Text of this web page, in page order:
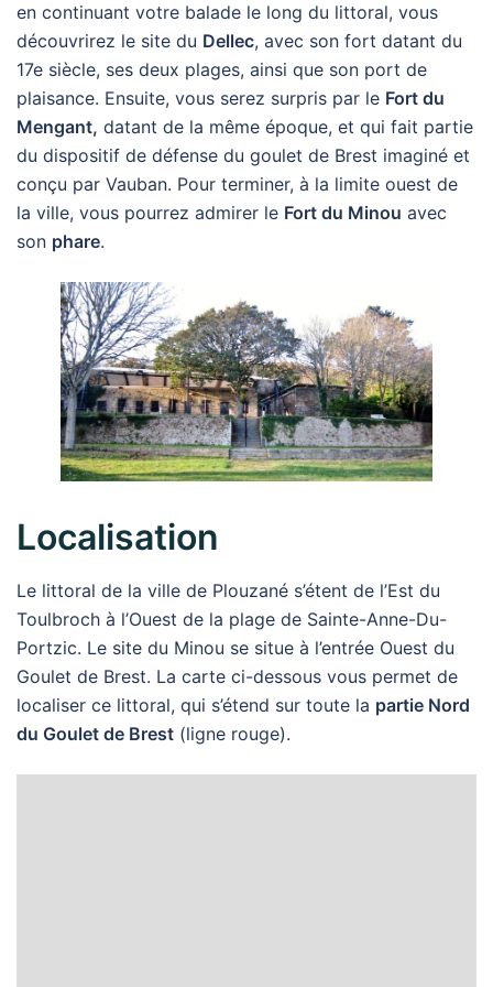
en continuant votre balade le long du littoral, vous
découvrirez le site du Dellec, avec son fort datant du
17e siècle, ses deux plages, ainsi que son port de
plaisance. Ensuite, vous serez surpris par le Fort du
Mengant, datant de la même époque, et qui fait partie
du dispositif de défense du goulet de Brest imaginé et
conçu par Vauban. Pour terminer, à la limite ouest de
la ville, vous pourrez admirer le Fort du Minou avec
son phare.
Localisation
Le littoral de la ville de Plouzané s’étent de l’Est du
Toulbroch à l’Ouest de la plage de Sainte-Anne-Du-
Portzic. Le site du Minou se situe à l’entrée Ouest du
Goulet de Brest. La carte ci-dessous vous permet de
localiser ce littoral, qui s’étend sur toute la partie Nord
du Goulet de Brest (ligne rouge).